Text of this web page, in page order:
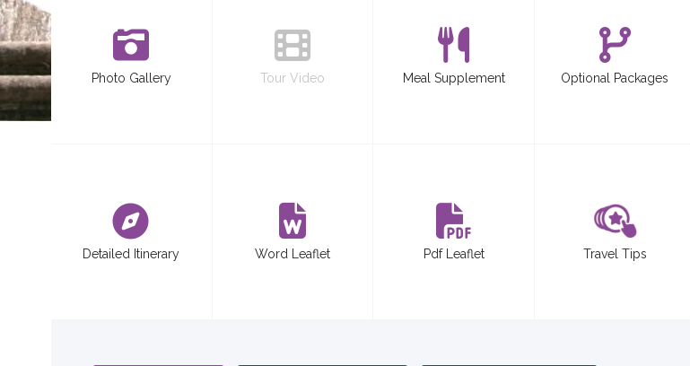
Photo Gallery Tour Video Meal Supplement Optional Packages
Detailed Itinerary Word Leaflet Pdf Leaflet Travel Tips